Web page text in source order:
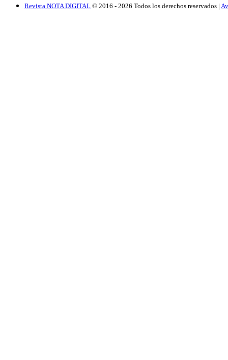
Revista NOTA DIGITAL © 2016 - 2026 Todos los derechos reservados |